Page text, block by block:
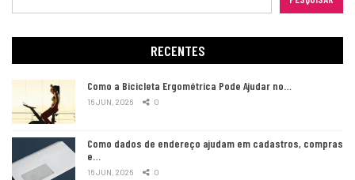
RECENTES
Como a Bicicleta Ergométrica Pode Ajudar no…
16 JUN, 2026 0
Como dados de endereço ajudam em cadastros, compras
e…
16 JUN, 2026 0